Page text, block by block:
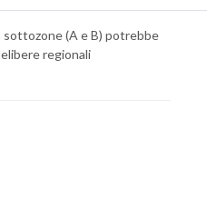
sottozone (A e B) potrebbe
regionali